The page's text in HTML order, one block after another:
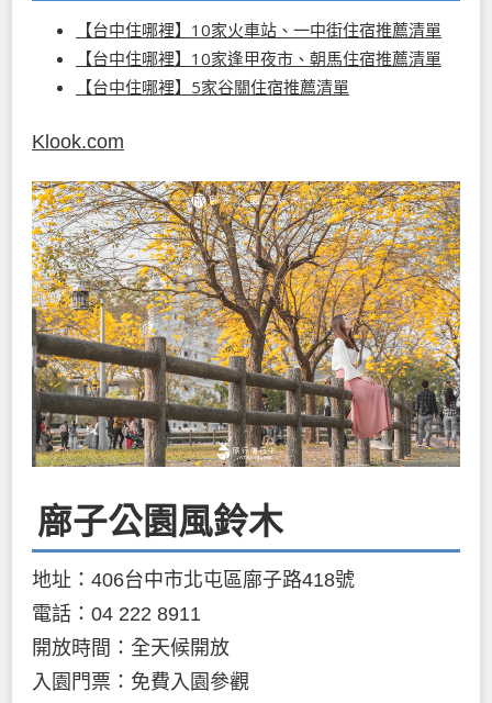
【台中住哪裡】10家火車站、一中街住宿推薦清單
【台中住哪裡】10家逢甲夜市、朝馬住宿推薦清單
【台中住哪裡】5家谷關住宿推薦清單
Klook.com
廍子公園風鈴木
地址：406台中市北屯區廍子路418號
電話：04 222 8911
開放時間：全天候開放
入園門票：免費入園參觀